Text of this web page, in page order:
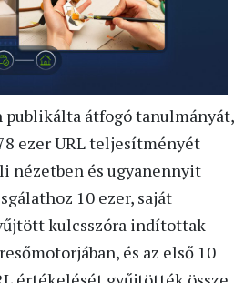
publikálta átfogó tanulmányát,
ezer URL teljesítményét
nézetben és ugyanennyit
10 ezer, saját
kulcsszóra indítottak
és az első 10